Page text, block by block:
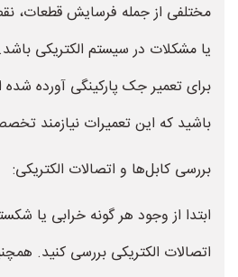
مختلفی از جمله فرسایش قطعات،
یا مشکلات در سیستم الکتریکی
برای تعمیر جک پارکینگی آورده
باشید که این تعمیرات نیازمند
بررسی کابل‌ها و اتصالات الکتریکی:
ابتدا از وجود هر گونه خرابی یا
اتصالات الکتریکی بررسی کنید.